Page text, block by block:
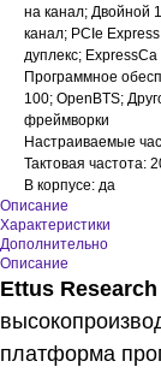
на канал; Двойной
канал; PCIe
дуплекс; ExpressCa
Программное
100; OpenBTS;
фреймворки
Настраиваемые
Тактовая частота:
В корпусе: да
Описание
Характеристики
Дополнительно
Описание
Ettus Research
платформа